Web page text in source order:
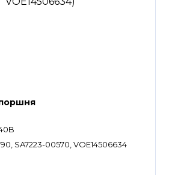
SA7223-00570, VOE14506634